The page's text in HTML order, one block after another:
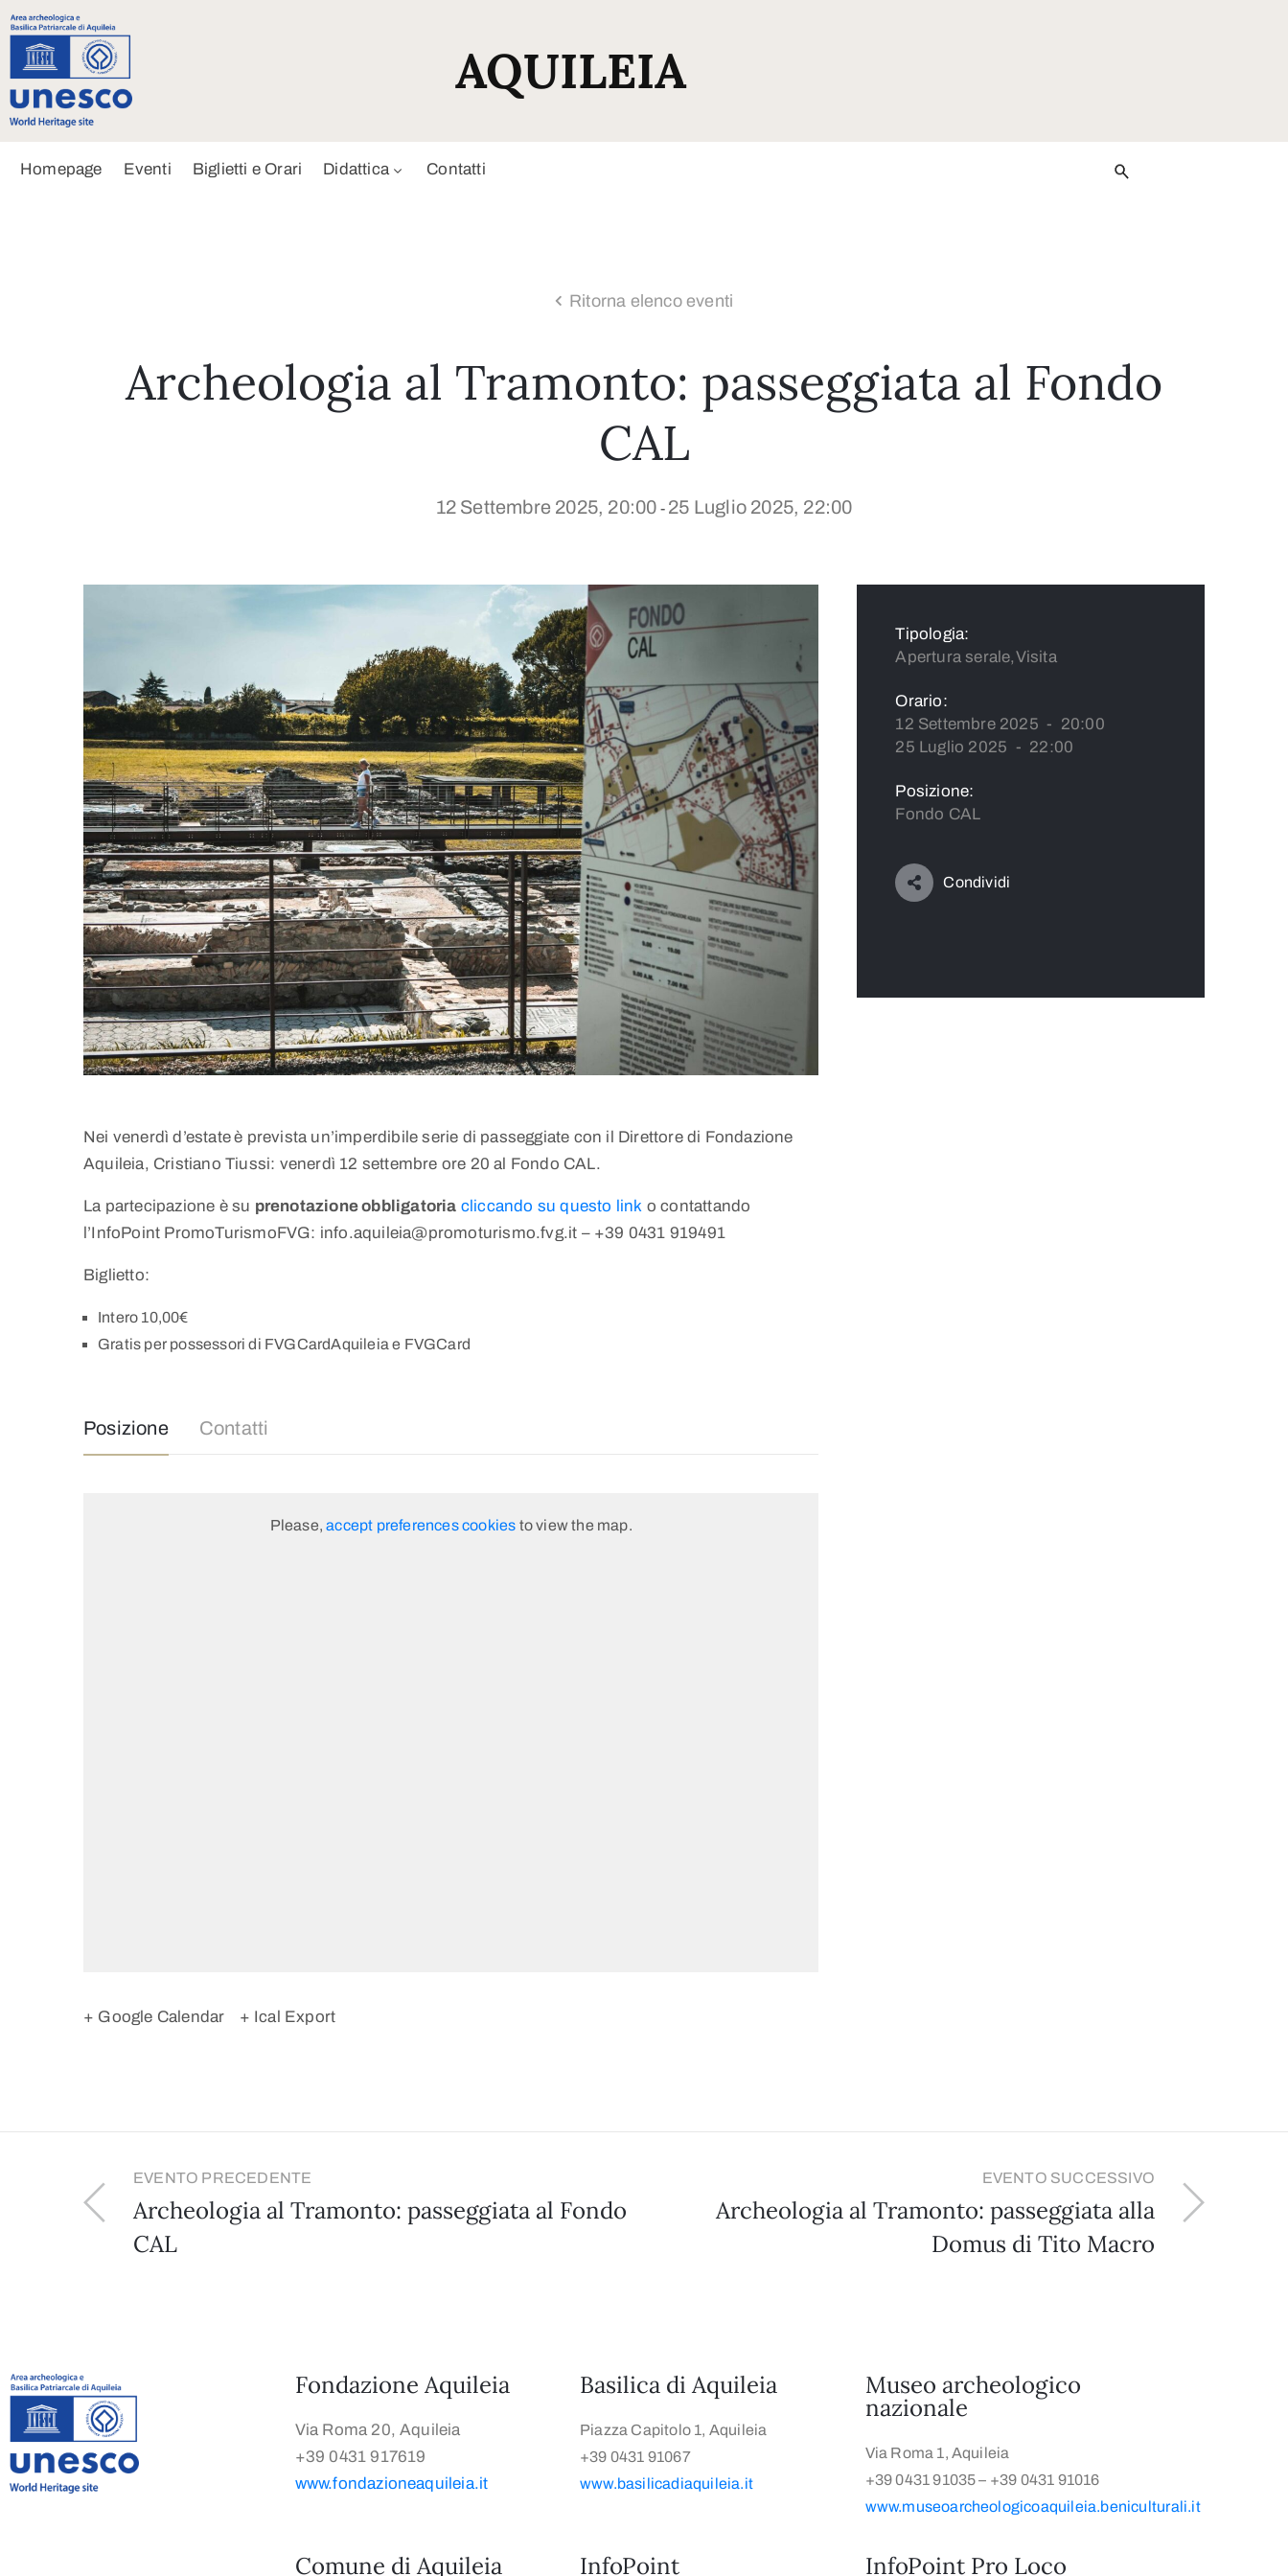
AQUILEIA
Homepage Eventi Biglietti e Orari Didattica Contatti
Ritorna elenco eventi
Archeologia al Tramonto: passeggiata al Fondo
CAL
12 Settembre 2025, 20:00 - 25 Luglio 2025, 22:00
Nei venerdì d’estateè prevista un’imperdibile serie di passeggiate con il Direttore di Fondazione
Aquileia, Cristiano Tiussi: venerdì 12 settembre ore 20 al Fondo CAL.
La partecipazione è su prenotazione obbligatoria cliccando su questo link o contattando
l’InfoPoint PromoTurismoFVG: info.aquileia@promoturismo.fvg.it – +39 0431 919491
Biglietto:
Intero 10,00€
Gratis per possessori di FVGCardAquileia e FVGCard
Posizione Contatti
Please,accept preferences cookies to view the map.
+ Google Calendar + Ical Export
Tipologia:
Apertura serale,Visita
Orario:
12 Settembre 2025 - 20:00
25 Luglio 2025 - 22:00
Posizione:
Fondo CAL
Condividi
EVENTO PRECEDENTE
Archeologia al Tramonto: passeggiata al Fondo
CAL
EVENTO SUCCESSIVO
Archeologia al Tramonto: passeggiata alla
Domus di Tito Macro
Fondazione Aquileia
Via Roma 20, Aquileia
+39 0431 917619
www.fondazioneaquileia.it
Basilica di Aquileia
Piazza Capitolo 1, Aquileia
+39 0431 91067
www.basilicadiaquileia.it
Museo archeologico
nazionale
Via Roma 1, Aquileia
+39 0431 91035 – +39 0431 91016
www.museoarcheologicoaquileia.beniculturali.it
Comune di Aquileia InfoPoint InfoPoint Pro Loco